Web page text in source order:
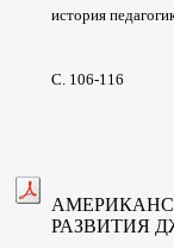
история
С. 106-116
РАЗВИТИЯ